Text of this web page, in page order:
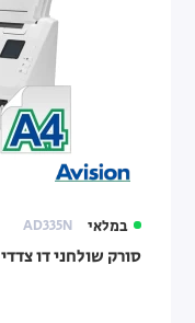
במלאי AD335N
סורק שולחני דו צדדי Avision AD335N